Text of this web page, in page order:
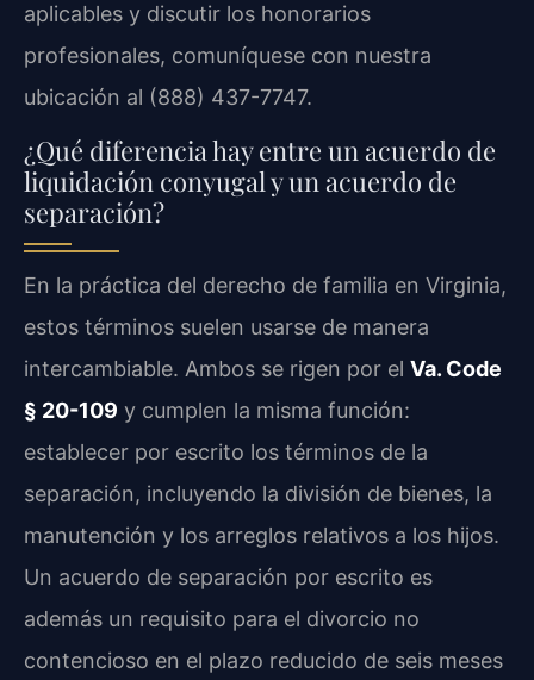
aplicables y discutir los honorarios
profesionales, comuníquese con nuestra
ubicación al (888) 437-7747.
¿Qué diferencia hay entre un acuerdo de
liquidación conyugal y un acuerdo de
separación?
En la práctica del derecho de familia en Virginia,
estos términos suelen usarse de manera
intercambiable. Ambos se rigen por el Va. Code
§ 20-109 y cumplen la misma función:
establecer por escrito los términos de la
separación, incluyendo la división de bienes, la
manutención y los arreglos relativos a los hijos.
Un acuerdo de separación por escrito es
además un requisito para el divorcio no
contencioso en el plazo reducido de seis meses